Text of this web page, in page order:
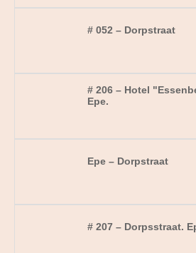
# 052 – Dorpstraat
# 206 – Hotel
Epe.
Epe – Dorpstraat
# 207 – Dorpsstraat.